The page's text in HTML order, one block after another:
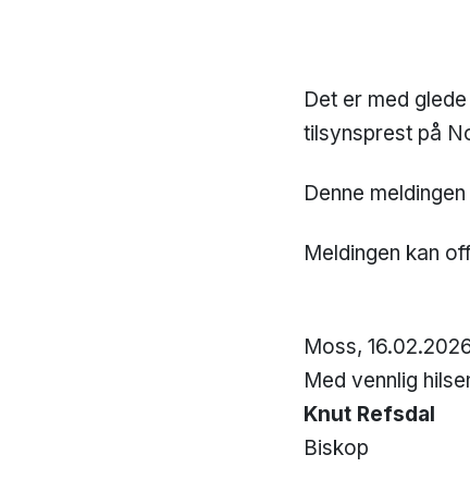
Det er med
tilsynsprest på
Denne
Meldingen kan
Moss,
Med vennlig
Knut Refsdal
Biskop